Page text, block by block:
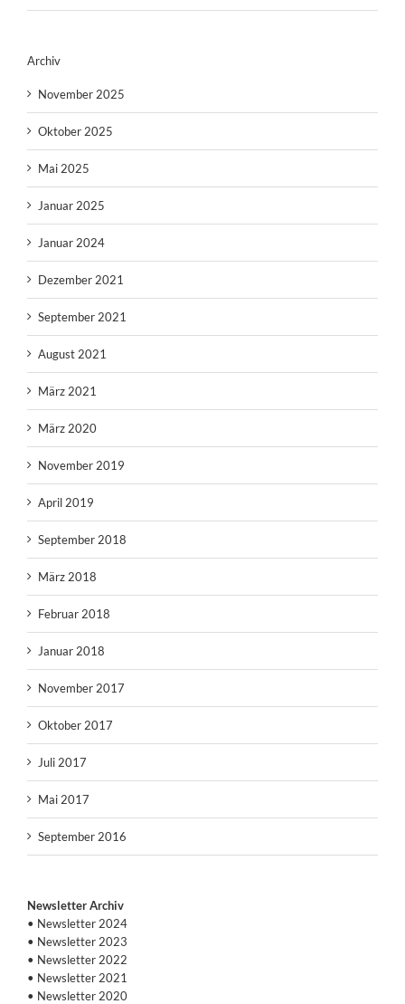
Archiv
November 2025
Oktober 2025
Mai 2025
Januar 2025
Januar 2024
Dezember 2021
September 2021
August 2021
März 2021
März 2020
November 2019
April 2019
September 2018
März 2018
Februar 2018
Januar 2018
November 2017
Oktober 2017
Juli 2017
Mai 2017
September 2016
Newsletter Archiv
• Newsletter 2024
• Newsletter 2023
• Newsletter 2022
• Newsletter 2021
• Newsletter 2020